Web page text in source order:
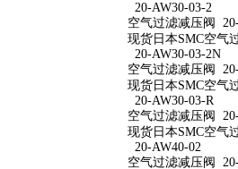
20-AW30-03-2
空气过滤减压阀
现货日本SMC空气
20-AW30-03-2N
空气过滤减压阀
现货日本SMC空气
20-AW30-03-R
空气过滤减压阀
现货日本SMC空气
20-AW40-02
空气过滤减压阀